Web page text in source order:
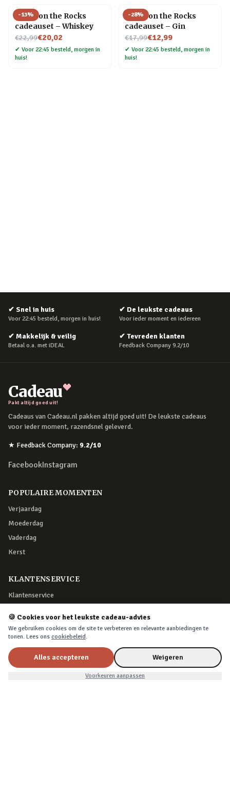
-13%
Socks on the Rocks
cadeauset – Whiskey
€22,99
Nu voor€20,02
✔ Voor 22:45 besteld, morgen in
huis!
-28%
Socks on the Rocks
cadeauset – Gin
€17,99
Nu voor€12,99
✔ Voor 22:45 besteld, morgen in
huis!
✔ Snel in huis
Voor 22:45 besteld, morgen in huis!
✔ De leukste cadeaus
Voor ieder moment en iedereen
✔ Makkelijk & veilig
Betaal o.a. met iDEAL
✔ Tevreden klanten
Feedback Company 9.2/10
Cadeau
Pakt altijd goed uit!
Cadeaus van Cadeau.nl pakken altijd goed uit! De leukste cadeaus
voor ieder moment, razendsnel geleverd.
★ Feedback Company: 9.2/10
FacebookInstagram
POPULAIRE MOMENTEN
Verjaardag
Moederdag
Vaderdag
Kerst
KLANTENSERVICE
Klantenservice
Bestelling herroepen
Over Cadeau.nl
Algemene voorwaarden
Privacy & cookies
🍪 Cookies voor het leukste cadeau-advies
We gebruiken cookies om de site te verbeteren en relevante aanbiedingen te
tonen. Lees ons cookiebeleid.
Alles accepteren Weigeren
Voorkeuren aanpassen